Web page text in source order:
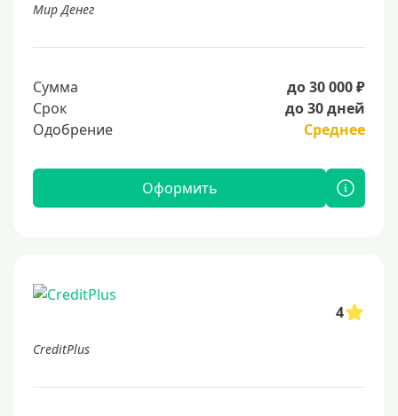
Мир Денег
Сумма
до 30 000 ₽
Срок
до 30 дней
Одобрение
Среднее
Оформить
4
CreditPlus